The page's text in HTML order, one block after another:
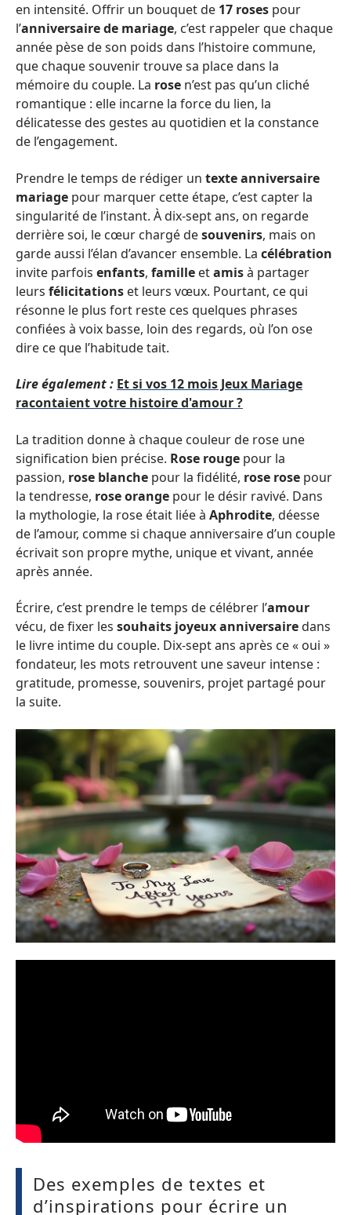
en intensité. Offrir un bouquet de 17 roses pour
l’anniversaire de mariage, c’est rappeler que chaque
année pèse de son poids dans l’histoire commune,
que chaque souvenir trouve sa place dans la
mémoire du couple. La rose n’est pas qu’un cliché
romantique : elle incarne la force du lien, la
délicatesse des gestes au quotidien et la constance
de l’engagement.
Prendre le temps de rédiger un texte anniversaire
mariage pour marquer cette étape, c’est capter la
singularité de l’instant. À dix-sept ans, on regarde
derrière soi, le cœur chargé desouvenirs, mais on
garde aussi l’élan d’avancer ensemble. La célébration
invite parfois enfants, famille etamisà partager
leurs félicitations et leurs vœux. Pourtant, ce qui
résonne le plus fort reste ces quelques phrases
confiées à voix basse, loin des regards, où l’on ose
dire ce que l’habitude tait.
Lire également : Et si vos 12 mois Jeux Mariage
racontaient votre histoire d'amour ?
La tradition donne à chaque couleur de rose une
signification bien précise. Rose rouge pour la
passion, rose blanche pour la fidélité, rose rose pour
la tendresse, rose orange pour le désir ravivé. Dans
la mythologie, la rose était liée à Aphrodite, déesse
de l’amour, comme si chaque anniversaire d’un couple
écrivait son propre mythe, unique et vivant, année
après année.
Écrire, c’est prendre le temps de célébrer l’amour
vécu, de fixer les souhaits joyeux anniversairedans
le livre intime du couple. Dix-sept ans après ce « oui »
fondateur, les mots retrouvent une saveur intense :
gratitude, promesse, souvenirs, projet partagé pour
la suite.
Des exemples de textes et
d’inspirations pour écrire un